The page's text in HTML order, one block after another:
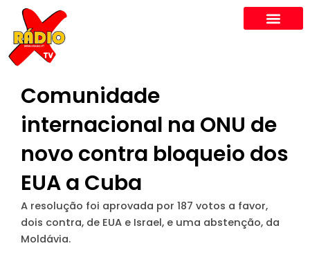
content
Comunidade
internacional na ONU de
novo contra bloqueio dos
EUA a Cuba
A resolução foi aprovada por 187 votos a favor,
dois contra, de EUA e Israel, e uma abstenção, da
Moldávia.